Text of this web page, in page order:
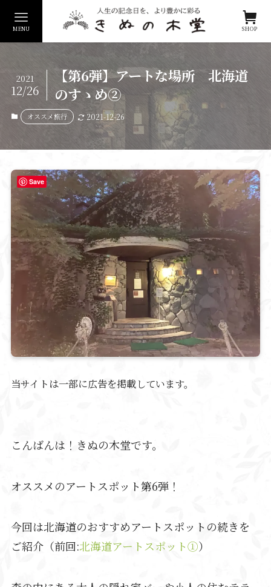
SHOP
MENU
【第6弾】アートな場所 北海道
のすゝめ②
2021
12/26
オススメ旅行 2021-12-26
当サイトは一部に広告を掲載しています。
こんばんは！きぬの木堂です。
オススメのアートスポット第6弾！
今回は北海道のおすすめアートスポットの続きを
ご紹介（前回:北海道アートスポット①）
Save